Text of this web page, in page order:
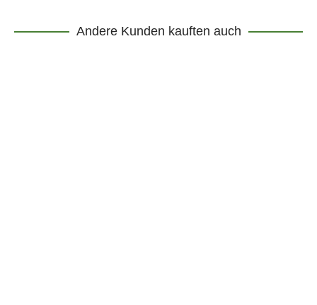
Andere Kunden kauften auch